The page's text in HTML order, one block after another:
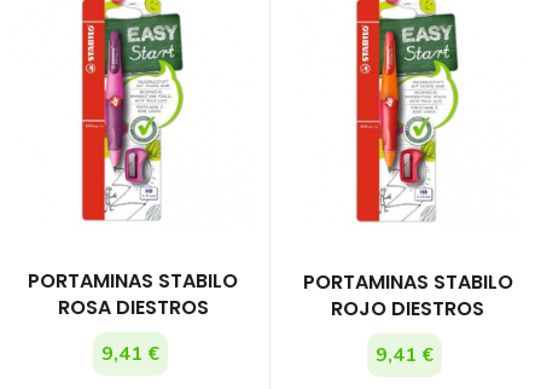
PORTAMINAS STABILO
ROSA DIESTROS
9,41 €
PORTAMINAS STABILO
ROJO DIESTROS
9,41 €